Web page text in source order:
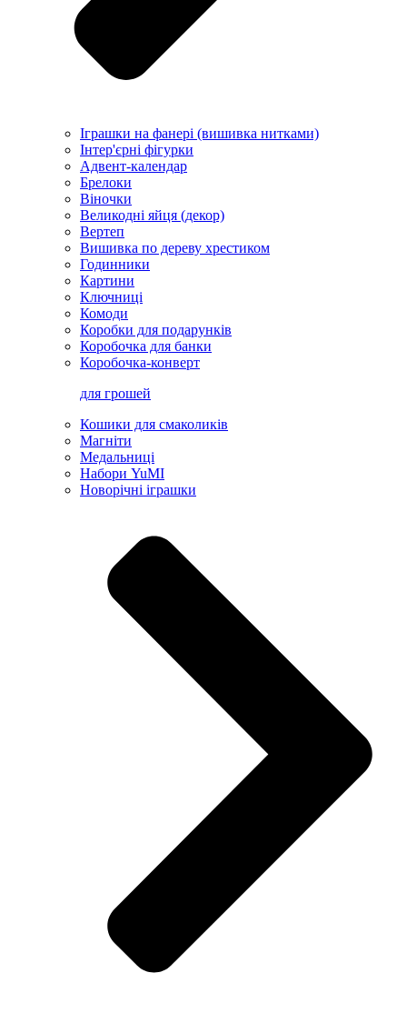
Іграшки на фанері (вишивка нитками)
Інтер'єрні фігурки
Адвент-календар
Брелоки
Віночки
Великодні яйця (декор)
Вертеп
Вишивка по дереву хрестиком
Годинники
Картини
Ключниці
Комоди
Коробки для подарунків
Коробочка для банки
Коробочка-конверт
для грошей
Кошики для смаколиків
Магніти
Медальниці
Набори YuMI
Новорічні іграшки